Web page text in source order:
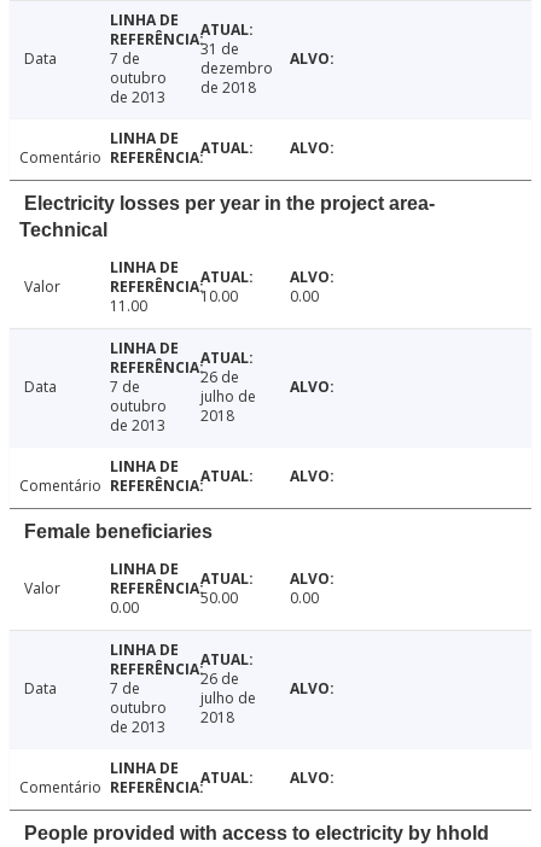
Data
7 de
outubro
de 2013
31 de
dezembro
de 2018
Comentário
Electricity losses per year in the project area-
Technical
Valor
11.00
10.00 0.00
Data
7 de
outubro
de 2013
26 de
julho de
2018
Comentário
Female beneficiaries
Valor
0.00
50.00 0.00
Data
7 de
outubro
de 2013
26 de
julho de
2018
Comentário
People provided with access to electricity by hhold